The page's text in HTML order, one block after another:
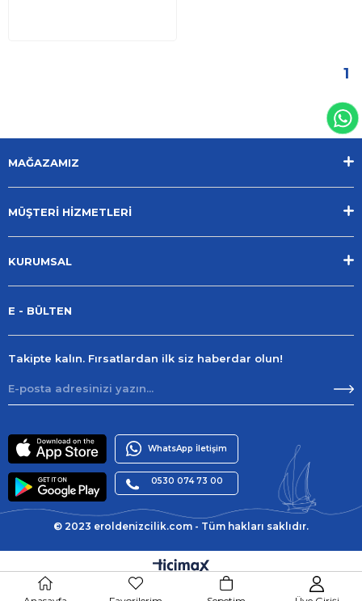
1
MAĞAZAMIZ
MÜŞTERİ HİZMETLERİ
KURUMSAL
E - BÜLTEN
Takipte kalın. Fırsatlardan ilk siz haberdar olun!
WhatsApp İletişim
0530 074 73 00
© 2023 eroldenizcilik.com - Tüm hakları saklıdır.